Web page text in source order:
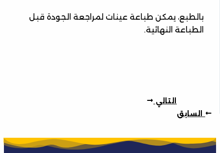
بالطبع، يمكن طباعة عينات لمراجعة الجودة قبل
الطباعة النهائية.
السابق
التالي